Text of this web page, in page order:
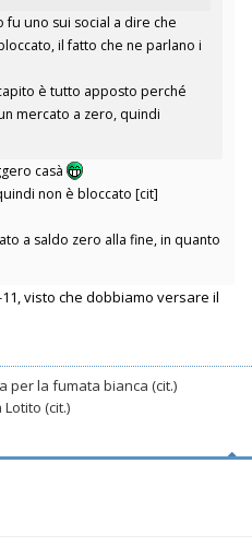
fu uno sui social a dire che
il fatto che ne parlano i
è tutto apposto perché
mercato a zero, quindi
casà
non è bloccato [cit]
a saldo zero alla fine, in quanto
visto che dobbiamo versare il
per la fumata bianca (cit.)
(cit.)